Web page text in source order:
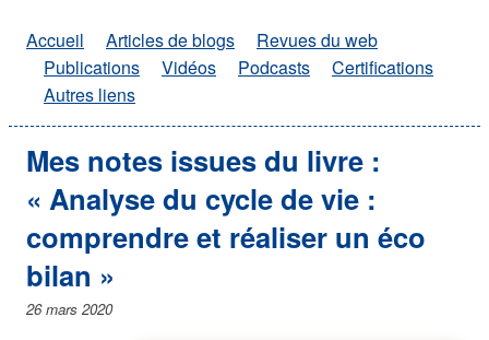
Accueil Articles de blogs
Revues du web
Publications
Vidéos Podcasts
Certifications
Autres liens
Mes notes issues du livre :
« Analyse du cycle de vie :
comprendre et réaliser un éco
bilan »
26 mars 2020